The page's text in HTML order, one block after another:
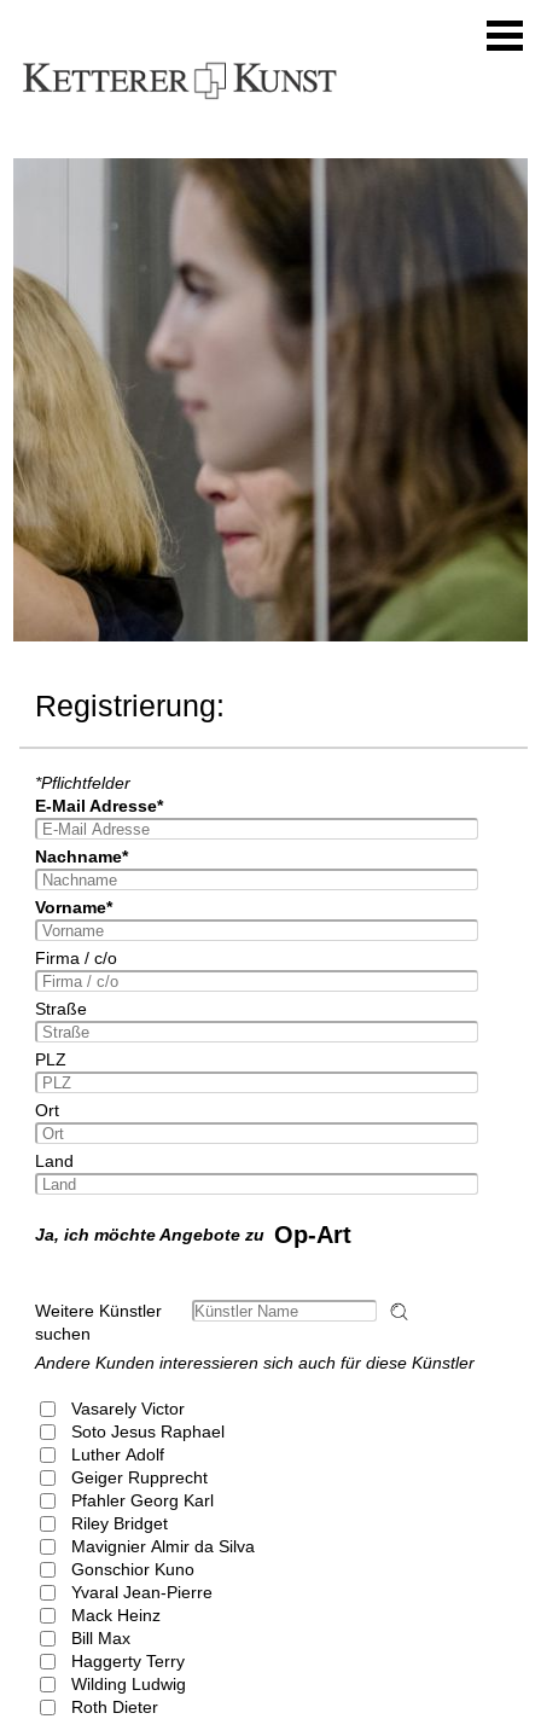
Registrierung:
*Pflichtfelder
E-Mail Adresse*
Nachname*
Vorname*
Firma / c/o
Straße
PLZ
Ort
Land
Ja, ich möchte Angebote zu Op-Art
Weitere Künstler
suchen
Andere Kunden interessieren sich auch für diese Künstler
Vasarely Victor
Soto Jesus Raphael
Luther Adolf
Geiger Rupprecht
Pfahler Georg Karl
Riley Bridget
Mavignier Almir da Silva
Gonschior Kuno
Yvaral Jean-Pierre
Mack Heinz
Bill Max
Haggerty Terry
Wilding Ludwig
Roth Dieter